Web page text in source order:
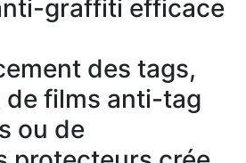
graffiti efficace
des tags,
de films anti-tag
ou de